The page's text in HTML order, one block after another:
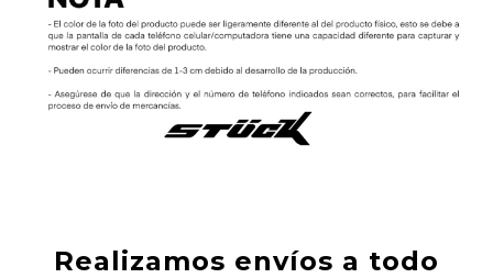
Realizamos envíos a todo